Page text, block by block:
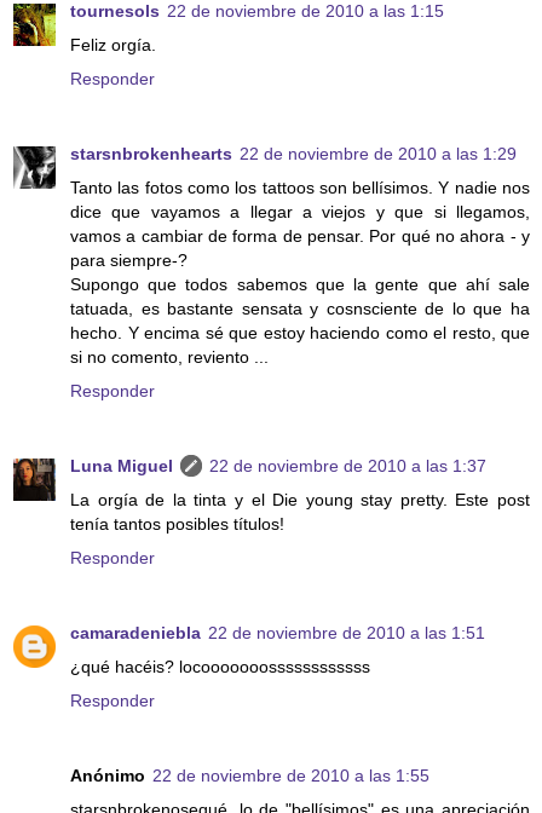
tournesols 22 de noviembre de 2010 a las 1:15
Feliz orgía.
Responder
starsnbrokenhearts 22 de noviembre de 2010 a las 1:29
Tanto las fotos como los tattoos son bellísimos. Y nadie nos
dice que vayamos a llegar a viejos y que si llegamos,
vamos a cambiar de forma de pensar. Por qué no ahora - y
para siempre-?
Supongo que todos sabemos que la gente que ahí sale
tatuada, es bastante sensata y cosnsciente de lo que ha
hecho. Y encima sé que estoy haciendo como el resto, que
si no comento, reviento ...
Responder
Luna Miguel
22 de noviembre de 2010 a las 1:37
La orgía de la tinta y el Die young stay pretty. Este post
tenía tantos posibles títulos!
Responder
camaradeniebla 22 de noviembre de 2010 a las 1:51
¿qué hacéis? locooooooossssssssssss
Responder
Anónimo 22 de noviembre de 2010 a las 1:55